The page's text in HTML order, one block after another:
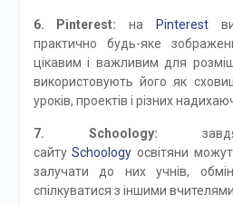
6. Pinterest: на Pinterest
практично будь-яке
цікавим і важливим для
використовують його як
уроків, проектів і різних
7. Schoology:
сайтуSchoology освітяни
залучати до них учнів,
спілкуватися з іншими вчителями.